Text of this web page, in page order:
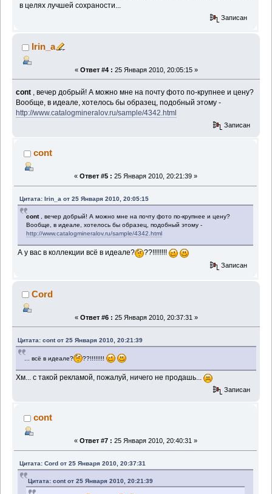
в целях лучшей сохраности...
Записан
Irin_a
« Ответ #4 : 25 Января 2010, 20:05:15 »
cont , вечер добрый! А можно мне на почту фото по-крупнее и цену?
Вообще, в идеале, хотелось бы образец, подобный этому -
http://www.catalogmineralov.ru/sample/4342.html
Записан
cont
« Ответ #5 : 25 Января 2010, 20:21:39 »
Цитата: Irin_a от 25 Января 2010, 20:05:15
cont , вечер добрый! А можно мне на почту фото по-крупнее и цену?
Вообще, в идеале, хотелось бы образец, подобный этому -
http://www.catalogmineralov.ru/sample/4342.html
А у вас в коллекции всё в идеале? ??!!!!!!!!
Записан
Cord
« Ответ #6 : 25 Января 2010, 20:37:31 »
Цитата: cont от 25 Января 2010, 20:21:39
... всё в идеале? ??!!!!!!!!
Хм... с такой рекламой, пожалуй, ничего не продашь...
Записан
cont
« Ответ #7 : 25 Января 2010, 20:40:31 »
Цитата: Cord от 25 Января 2010, 20:37:31
Цитата: cont от 25 Января 2010, 20:21:39